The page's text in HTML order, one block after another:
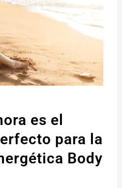
es el
para la
Body